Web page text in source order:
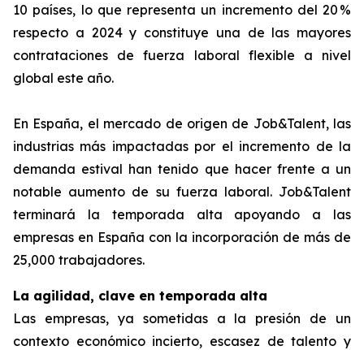
10 países, lo que representa un incremento del 20 %
respecto a 2024 y constituye una de las mayores
contrataciones de fuerza laboral flexible a nivel
global este año.
En España, el mercado de origen de Job&Talent, las
industrias más impactadas por el incremento de la
demanda estival han tenido que hacer frente a un
notable aumento de su fuerza laboral. Job&Talent
terminará la temporada alta apoyando a las
empresas en España con la incorporación de más de
25,000 trabajadores.
La agilidad, clave en temporada alta
Las empresas, ya sometidas a la presión de un
contexto económico incierto, escasez de talento y